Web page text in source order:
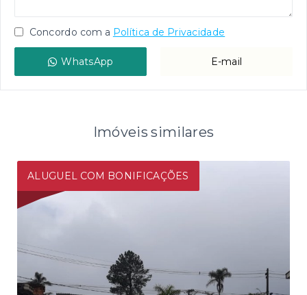
Concordo com a Política de Privacidade
WhatsApp E-mail
Imóveis similares
ALUGUEL COM BONIFICAÇÕES